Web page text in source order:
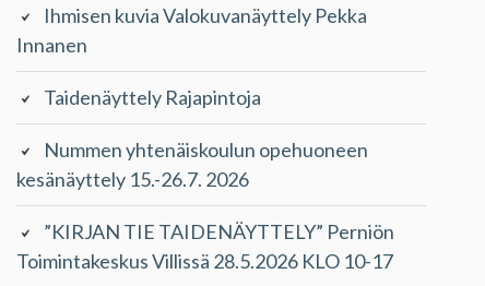
Ihmisen kuvia Valokuvanäyttely Pekka
Innanen
Taidenäyttely Rajapintoja
Nummen yhtenäiskoulun opehuoneen
kesänäyttely 15.-26.7. 2026
”KIRJAN TIE TAIDENÄYTTELY” Perniön
Toimintakeskus Villissä 28.5.2026 KLO 10-17